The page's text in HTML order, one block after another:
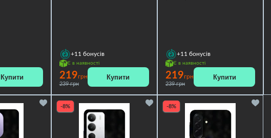
Купити
+11 бонусів
Є в наявності
219грн
239 грн
Купити
+11 бонусів
Є в наявності
219грн
239 грн
Купити
-8% -8%